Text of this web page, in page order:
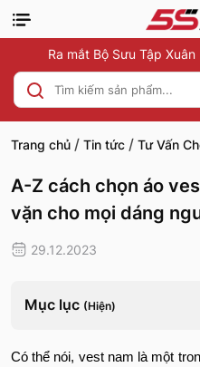
Ra mắt Bộ Sưu Tập
Trang chủ / Tin tức / Tư Vấn
A-Z cách chọn áo
vặn cho mọi dáng
29.12.2023
Mục lục (Hiện)
Có thể nói, vest nam là một